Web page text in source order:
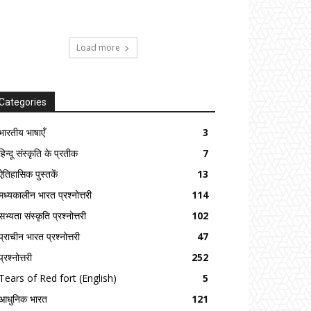
Load more
भाषाएँ
3
संस्कृति के प्रतीक
7
पुस्तकें
13
भारत प्रश्नोत्तरी
114
संस्कृति प्रश्नोत्तरी
102
भारत प्रश्नोत्तरी
47
252
of Red fort (English)
5
भारत
121